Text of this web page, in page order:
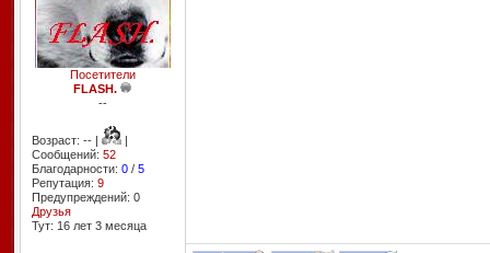
Посетители
FLASH.
--
Возраст: -- |
|
Сообщений: 52
Благодарности: 0/ 5
Репутация: 9
Предупреждений: 0
Друзья
Тут: 16 лет 3 месяцa